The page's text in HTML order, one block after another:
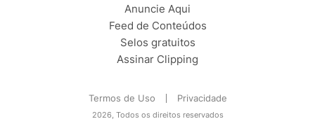
Anuncie Aqui
Feed de Conteúdos
Selos gratuitos
Assinar Clipping
Termos de Uso Privacidade
2026, Todos os direitos reservados